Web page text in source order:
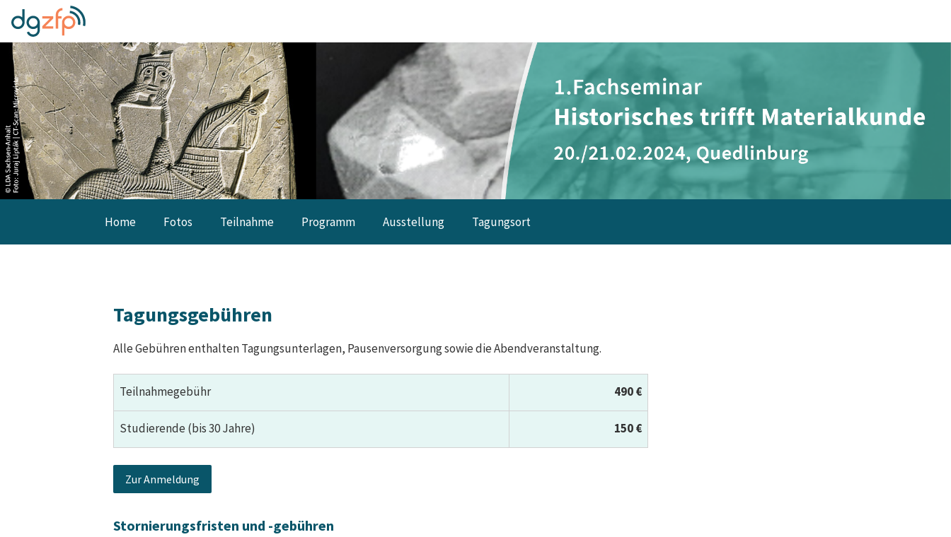
Home Fotos Teilnahme Programm Ausstellung Tagungsort
Tagungsgebühren
Alle Gebühren enthalten Tagungsunterlagen, Pausenversorgung sowie die Abendveranstaltung.
Teilnahmegebühr 490 €
Studierende (bis 30 Jahre) 150 €
Zur Anmeldung
Stornierungsfristen und -gebühren